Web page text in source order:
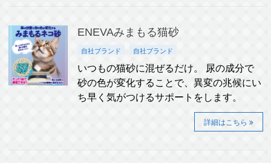
ENEVAみまもる猫砂
自社ブランド 自社ブランド
いつもの猫砂に混ぜるだけ。 尿の成分で
砂の色が変化することで、異変の兆候にい
ち早く気がつけるサポートをします。
詳細はこちら